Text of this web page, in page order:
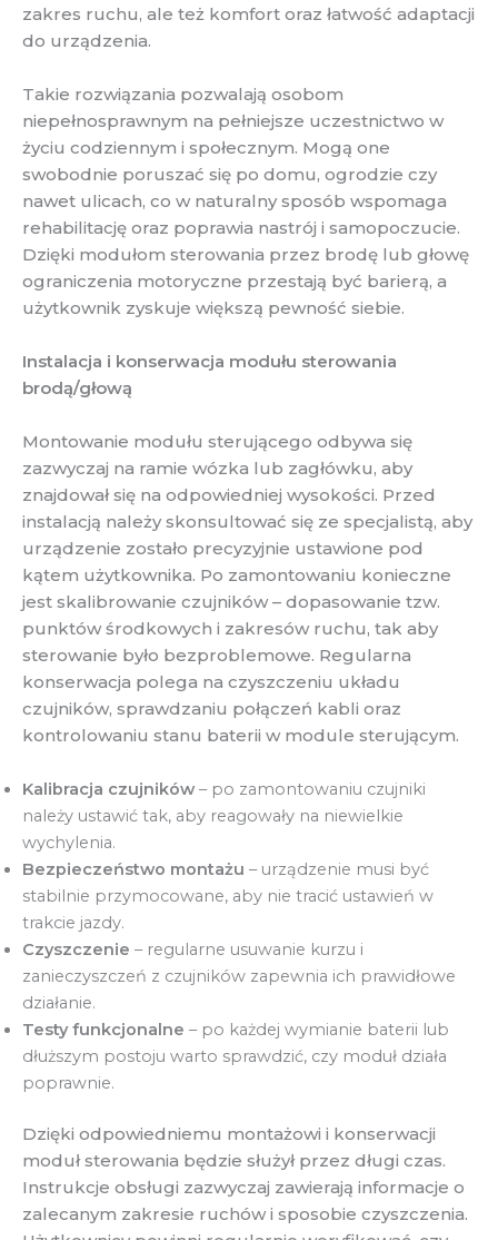
zakres ruchu, ale też komfort oraz łatwość adaptacji
do urządzenia.
Takie rozwiązania pozwalają osobom
niepełnosprawnym na pełniejsze uczestnictwo w
życiu codziennym i społecznym. Mogą one
swobodnie poruszać się po domu, ogrodzie czy
nawet ulicach, co w naturalny sposób wspomaga
rehabilitację oraz poprawia nastrój i samopoczucie.
Dzięki modułom sterowania przez brodę lub głowę
ograniczenia motoryczne przestają być barierą, a
użytkownik zyskuje większą pewność siebie.
Instalacja i konserwacja modułu sterowania
brodą/głową
Montowanie modułu sterującego odbywa się
zazwyczaj na ramie wózka lub zagłówku, aby
znajdował się na odpowiedniej wysokości. Przed
instalacją należy skonsultować się ze specjalistą, aby
urządzenie zostało precyzyjnie ustawione pod
kątem użytkownika. Po zamontowaniu konieczne
jest skalibrowanie czujników – dopasowanie tzw.
punktów środkowych i zakresów ruchu, tak aby
sterowanie było bezproblemowe. Regularna
konserwacja polega na czyszczeniu układu
czujników, sprawdzaniu połączeń kabli oraz
kontrolowaniu stanu baterii w module sterującym.
Kalibracja czujników – po zamontowaniu czujniki
należy ustawić tak, aby reagowały na niewielkie
wychylenia.
Bezpieczeństwo montażu – urządzenie musi być
stabilnie przymocowane, aby nie tracić ustawień w
trakcie jazdy.
Czyszczenie – regularne usuwanie kurzu i
zanieczyszczeń z czujników zapewnia ich prawidłowe
działanie.
Testy funkcjonalne – po każdej wymianie baterii lub
dłuższym postoju warto sprawdzić, czy moduł działa
poprawnie.
Dzięki odpowiedniemu montażowi i konserwacji
moduł sterowania będzie służył przez długi czas.
Instrukcje obsługi zazwyczaj zawierają informacje o
zalecanym zakresie ruchów i sposobie czyszczenia.